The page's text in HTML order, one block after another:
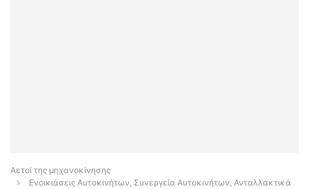
Αετοί της μηχανοκίνησης
Ενοικιάσεις Αυτοκινήτων, Συνεργεία Αυτοκινήτων, Ανταλλακτικά